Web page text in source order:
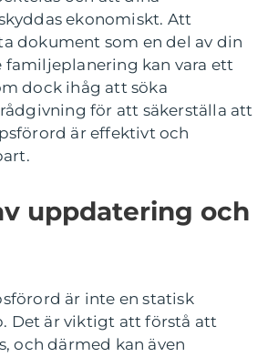
ekonomiskt. Att
dokument som en del av din
familjeplanering kan vara ett
dock ihåg att söka
för att säkerställa att
är effektivt och
uppdatering och
är inte en statisk
Det är viktigt att förstå att
och därmed kan även